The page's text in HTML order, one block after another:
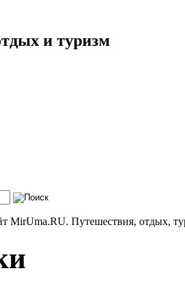
и туризм
MirUma.RU. Путешествия, отдых,